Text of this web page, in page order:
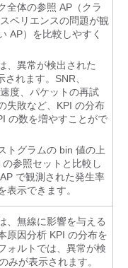
全体の参照 AP（クラ
ペリエンスの問題が観
AP）を比較しやすく
、異常が検出された
されます。SNR、
度、パケットの再試
失敗など、KPI の分布
の数を増やすことがで
トグラムの bin 値の上
参照セットと比較し
で観測された発生率
表示できます。
、無線に影響を与える
原因分析 KPI の分布を
ォルトでは、異常が検
みが表示されます。